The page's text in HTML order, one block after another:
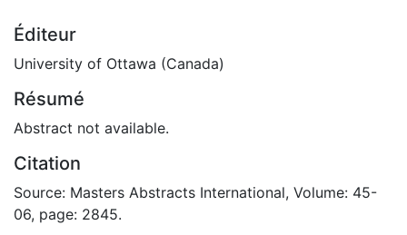
Éditeur
University of Ottawa (Canada)
Résumé
Abstract not available.
Citation
Source: Masters Abstracts International, Volume: 45-
06, page: 2845.